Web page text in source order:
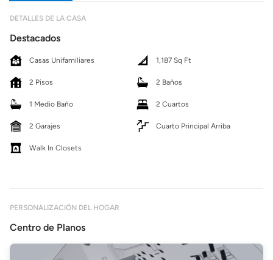
DETALLES DE LA CASA
Destacados
Casas Unifamiliares 1,187 Sq Ft
2 Pisos 2 Baños
1 Medio Baño 2 Cuartos
2 Garajes Cuarto Principal Arriba
Walk In Closets
PERSONALIZACIÓN DEL HOGAR
Centro de Planos